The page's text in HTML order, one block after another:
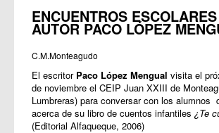
ENCUENTROS
AUTOR PACO LÓPEZ
C.M.Monteagudo
El escritor Paco López Mengual visita el
de noviembre el CEIP Juan XXIII de
Lumbreras) para conversar con los alumnos
acerca de su libro de cuentos infantiles ¿Te
(Editorial Alfaqueque, 2006)